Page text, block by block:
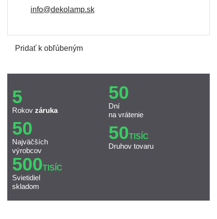
info@dekolamp.sk
Pridať k obľúbeným
5
Rokov záruka
50
Dní
na vrátenie
50
Najväčších
výrobcov
50TISÍC
Druhov tovaru
500TISÍC
Svietidiel
skladom